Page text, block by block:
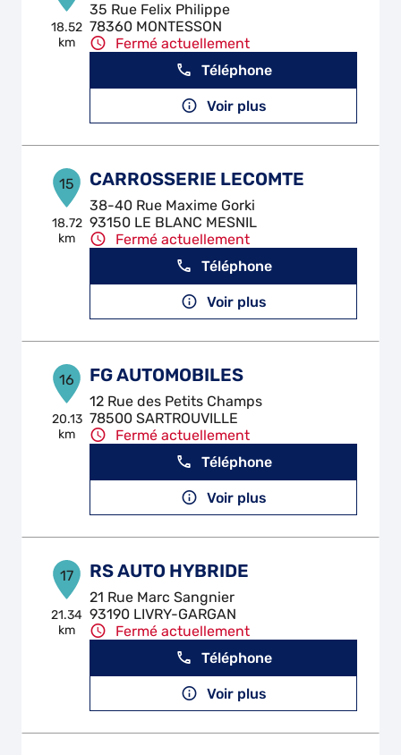
18.52
km
35 Rue Felix Philippe
78360 MONTESSON
Fermé actuellement
Téléphone
Voir plus
15
18.72
km
CARROSSERIE LECOMTE
38-40 Rue Maxime Gorki
93150 LE BLANC MESNIL
Fermé actuellement
Téléphone
Voir plus
16
20.13
km
FG AUTOMOBILES
12 Rue des Petits Champs
78500 SARTROUVILLE
Fermé actuellement
Téléphone
Voir plus
17
21.34
km
RS AUTO HYBRIDE
21 Rue Marc Sangnier
93190 LIVRY-GARGAN
Fermé actuellement
Téléphone
Voir plus